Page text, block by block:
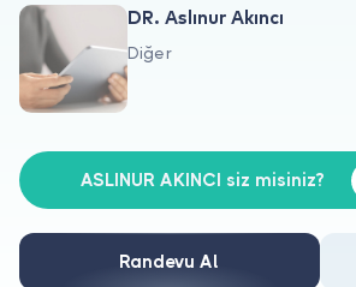
Hakkımızda
Doktorlar için
Doktor musunuz?
DR. Aslınur Akıncı
Diğer
ASLINUR AKINCI siz misiniz?
Randevu Al